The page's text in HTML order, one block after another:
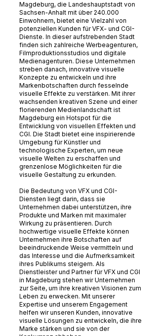
Magdeburg, die Landeshauptstadt von
Sachsen-Anhalt mit über 240.000
Einwohnern, bietet eine Vielzahl von
potenziellen Kunden für VFX- und CGI-
Dienste. In dieser aufstrebenden Stadt
finden sich zahlreiche Werbeagenturen,
Filmproduktionsstudios und digitale
Medienagenturen. Diese Unternehmen
streben danach, innovative visuelle
Konzepte zu entwickeln und ihre
Markenbotschaften durch fesselnde
visuelle Effekte zu verstärken. Mit ihrer
wachsenden kreativen Szene und einer
florierenden Medienlandschaft ist
Magdeburg ein Hotspot für die
Entwicklung von visuellen Effekten und
CGI. Die Stadt bietet eine inspirierende
Umgebung für Künstler und
technologische Experten, um neue
visuelle Welten zu erschaffen und
grenzenlose Möglichkeiten für die
visuelle Gestaltung zu erkunden.
Die Bedeutung von VFX und CGI-
Diensten liegt darin, dass sie
Unternehmen dabei unterstützen, ihre
Produkte und Marken mit maximaler
Wirkung zu präsentieren. Durch
hochwertige visuelle Effekte können
Unternehmen ihre Botschaften auf
beeindruckende Weise vermitteln und
das Interesse und die Aufmerksamkeit
ihres Publikums steigern. Als
Dienstleister und Partner für VFX und CGI
in Magdeburg stehen wir Unternehmen
zur Seite, um ihre kreativen Visionen zum
Leben zu erwecken. Mit unserer
Expertise und unserem Engagement
helfen wir unseren Kunden, innovative
visuelle Lösungen zu entwickeln, die ihre
Marke stärken und sie von der